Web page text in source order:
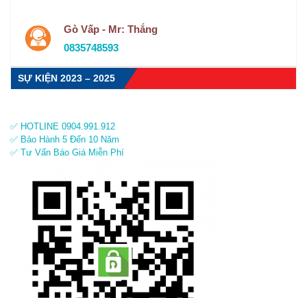
Gò Vấp - Mr: Thắng
0835748593
SỰ KIỆN 2023 – 2025
✅ HOTLINE 0904.991.912
✅ Bảo Hành 5 Đến 10 Năm
✅ Tư Vấn Báo Giá Miễn Phí